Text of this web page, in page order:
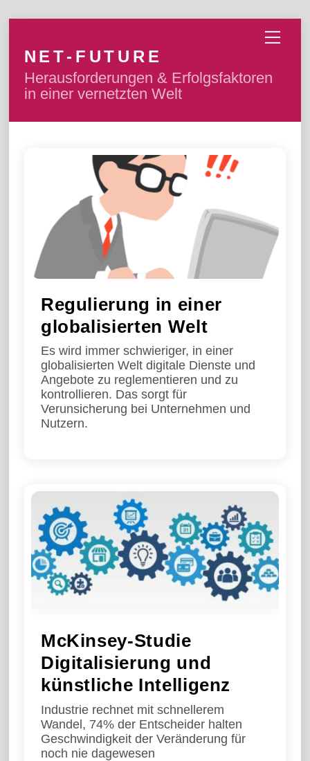
content
Menu
NET-FUTURE
Herausforderungen & Erfolgsfaktoren
in einer vernetzten Welt
Regulierung in einer
globalisierten Welt
Es wird immer schwieriger, in einer
globalisierten Welt digitale Dienste und
Angebote zu reglementieren und zu
kontrollieren. Das sorgt für
Verunsicherung bei Unternehmen und
Nutzern.
McKinsey-Studie
Digitalisierung und
künstliche Intelligenz
Industrie rechnet mit schnellerem
Wandel, 74% der Entscheider halten
Geschwindigkeit der Veränderung für
noch nie dagewesen